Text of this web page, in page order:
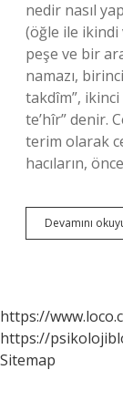
nedir nasıl
(öğle ile ikindi
peşe ve bir
namazı,
takdîm”, ikinci
te’hîr” denir.
terim olarak
hacıların,
Devamını
https://
https://
Sitemap